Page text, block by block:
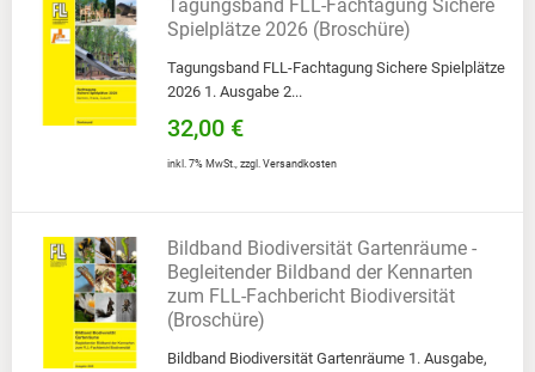
Tagungsband FLL-Fachtagung Sichere
Spielplätze 2026 (Broschüre)
Tagungsband FLL-Fachtagung Sichere Spielplätze
2026 1. Ausgabe 2...
32,00 €
inkl. 7% MwSt., zzgl. Versandkosten
Bildband Biodiversität Gartenräume -
Begleitender Bildband der Kennarten
zum FLL-Fachbericht Biodiversität
(Broschüre)
Bildband Biodiversität Gartenräume 1. Ausgabe,